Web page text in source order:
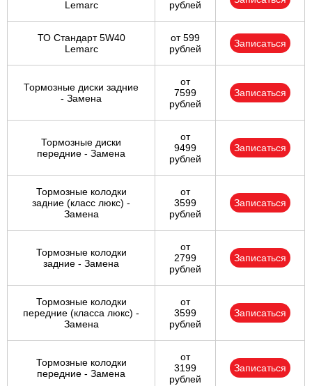
Lemarc
рублей
ТО Стандарт 5W40
Lemarc
от 599
рублей
Записаться
Тормозные диски задние
- Замена
от
7599
рублей
Записаться
Тормозные диски
передние - Замена
от
9499
рублей
Записаться
Тормозные колодки
задние (класс люкс) -
Замена
от
3599
рублей
Записаться
Тормозные колодки
задние - Замена
от
2799
рублей
Записаться
Тормозные колодки
передние (класса люкс) -
Замена
от
3599
рублей
Записаться
Тормозные колодки
передние - Замена
от
3199
рублей
Записаться